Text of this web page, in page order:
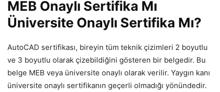
MEB Onaylı Sertifika Mı
Üniversite Onaylı Sertifika Mı?
AutoCAD sertifikası, bireyin tüm teknik çizimleri 2 boyutlu
ve 3 boyutlu olarak çizebildiğini gösteren bir belgedir. Bu
belge MEB veya üniversite onaylı olarak verilir. Yaygın kanı
üniversite onaylı sertifikanın geçerli olmadığı yönündedir.